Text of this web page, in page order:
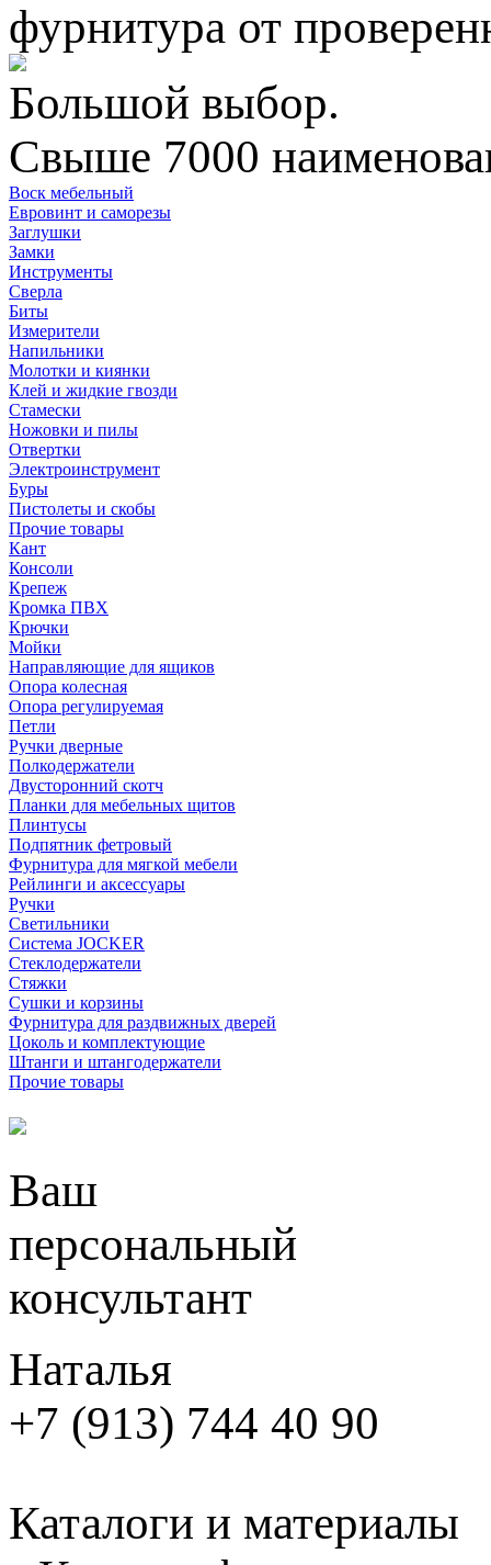
фурнитура от
Большой выбор.
Свыше 7000
Воск мебельный
Евровинт и саморезы
Заглушки
Замки
Инструменты
Сверла
Биты
Измерители
Напильники
Молотки и киянки
Клей и жидкие гвозди
Стамески
Ножовки и пилы
Отвертки
Электроинструмент
Буры
Пистолеты и скобы
Прочие товары
Кант
Консоли
Крепеж
Кромка ПВХ
Крючки
Мойки
Направляющие для ящиков
Опора колесная
Опора регулируемая
Петли
Ручки дверные
Полкодержатели
Двусторонний скотч
Планки для мебельных щитов
Плинтусы
Подпятник фетровый
Фурнитура для мягкой мебели
Рейлинги и аксессуары
Ручки
Светильники
Система JOCKER
Стеклодержатели
Стяжки
Сушки и корзины
Фурнитура для раздвижных дверей
Цоколь и комплектующие
Штанги и штангодержатели
Прочие товары
Ваш
персональный
консультант
Наталья
+7 (913) 744 40 90
Каталоги и материалы